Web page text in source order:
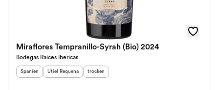
Miraflores Tempranillo-Syrah (Bio) 2024
Bodegas Raices Ibericas
Herkunftsland:
Spanien Herkunftsregion
Utiel Requena Geschmack
trocken